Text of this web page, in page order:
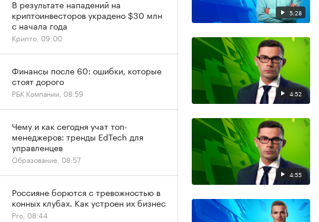
5:28
4:52
4:55
В результате нападений на
криптоинвесторов украдено $30 млн
с начала года
Крипто, 09:00
Финансы после 60: ошибки, которые
стоят дорого
РБК Компании, 08:59
Чему и как сегодня учат топ-
менеджеров: тренды EdTech для
управленцев
Образование, 08:57
Россияне борются с тревожностью в
конных клубах. Как устроен их бизнес
Pro, 08:44